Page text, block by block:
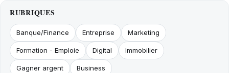
RUBRIQUES
Banque/Finance Entreprise Marketing
Formation - Emploie Digital Immobilier
Gagner argent Business